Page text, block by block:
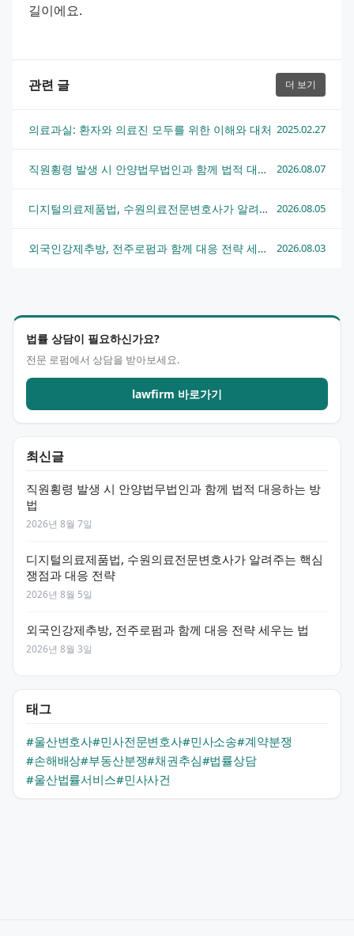
법률 상담이 필요하신가요?
전문 로펌에서 상담을 받아보세요.
lawfirm 바로가기
최신글
직원횡령 발생 시 안양법무법인과 함께 법적 대응하는 방
법
2026년 8월 7일
디지털의료제품법, 수원의료전문변호사가 알려주는 핵심
쟁점과 대응 전략
2026년 8월 5일
외국인강제추방, 전주로펌과 함께 대응 전략 세우는 법
2026년 8월 3일
태그
#울산변호사#민사전문변호사#민사소송#계약분쟁
#손해배상#부동산분쟁#채권추심#법률상담
#울산법률서비스#민사사건
길이에요.
관련 글 더 보기
의료과실: 환자와 의료진 모두를 위한 이해와 대처 2025.02.27
직원횡령 발생 시 안양법무법인과 함께 법적 대응하는 방법 2026.08.07
디지털의료제품법, 수원의료전문변호사가 알려주는 핵심 쟁점과 대응 전략 2026.08.05
외국인강제추방, 전주로펌과 함께 대응 전략 세우는 법 2026.08.03